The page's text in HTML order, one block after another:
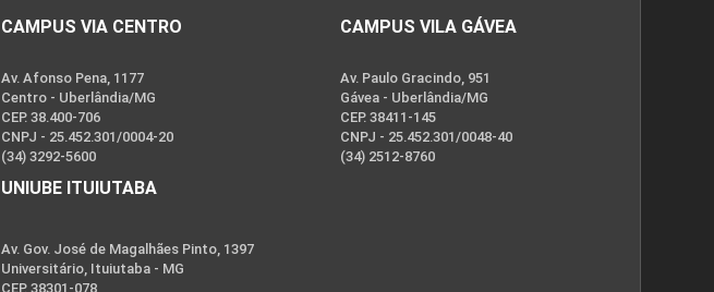
CAMPUS VIA CENTRO
Av. Afonso Pena, 1177
Centro - Uberlândia/MG
CEP. 38.400-706
CNPJ - 25.452.301/0004-20
(34) 3292-5600
UNIUBE ITUIUTABA
Av. Gov. José de Magalhães Pinto, 1397
Universitário, Ituiutaba - MG
CEP. 38301-078
CAMPUS VILA GÁVEA
Av. Paulo Gracindo, 951
Gávea - Uberlândia/MG
CEP. 38411-145
CNPJ - 25.452.301/0048-40
(34) 2512-8760